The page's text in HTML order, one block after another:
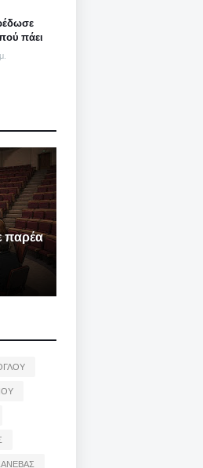
πάει
παρέα